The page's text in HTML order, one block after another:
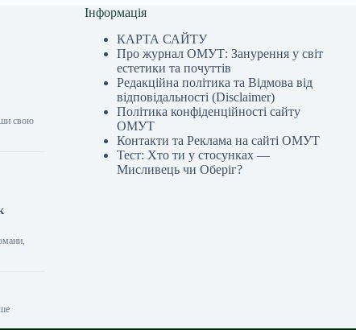
свою
Інформація
КАРТА САЙТУ
Про журнал ОМУТ: Занурення у світ
естетики та почуттів
Редакційна політика та Відмова від
відповідальності (Disclaimer)
Політика конфіденційності сайту
ОМУТ
Контакти та Реклама на сайті ОМУТ
Тест: Хто ти у стосунках —
Мисливець чи Оберіг?